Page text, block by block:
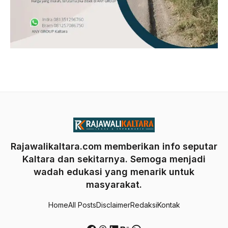
Rajawalikaltara.com memberikan info seputar
Kaltara dan sekitarnya. Semoga menjadi
wadah edukasi yang menarik untuk
masyarakat.
HomeAll PostsDisclaimerRedaksiKontak